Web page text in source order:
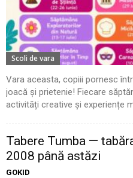
Scoli de vara
Vara aceasta, copiii pornesc
joacă și prietenie! Fiecare
activități creative și experiențe
Tabere Tumba —
2008 până astăzi
GOKID